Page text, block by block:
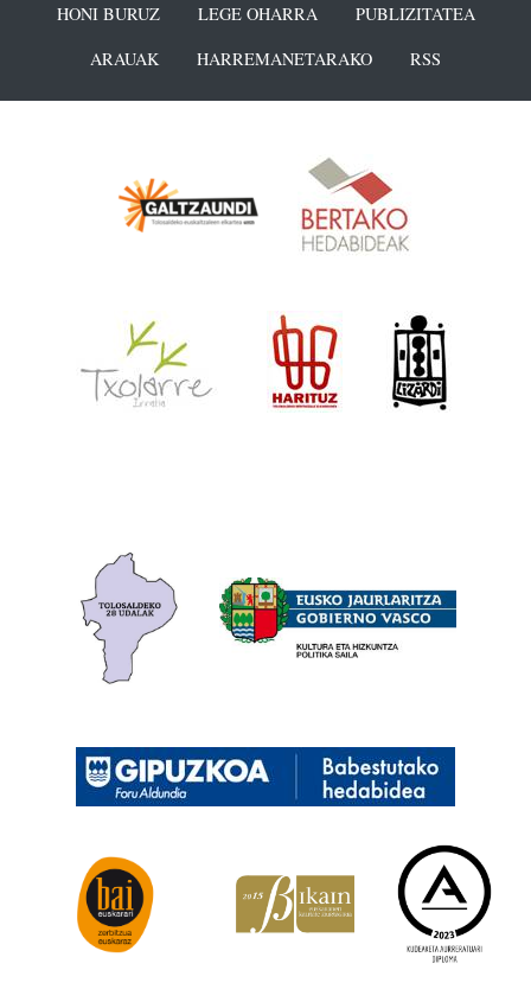
HONI BURUZ LEGE OHARRA
PUBLIZITATEA
ARAUAK
HARREMANETARAKO RSS